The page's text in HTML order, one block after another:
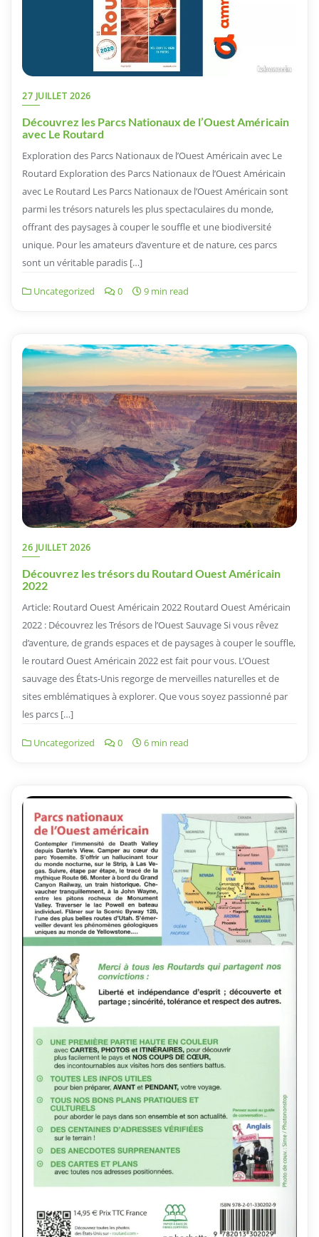
27 JUILLET 2026
Découvrez les Parcs Nationaux de l’Ouest Américain
avec Le Routard
Exploration des Parcs Nationaux de l’Ouest Américain avec Le
Routard Exploration des Parcs Nationaux de l’Ouest Américain
avec Le Routard Les Parcs Nationaux de l’Ouest Américain sont
parmi les trésors naturels les plus spectaculaires du monde,
offrant des paysages à couper le souffle et une biodiversité
unique. Pour les amateurs d’aventure et de nature, ces parcs
sont un véritable paradis […]
Uncategorized 0 9 min read
26 JUILLET 2026
Découvrez les trésors du Routard Ouest Américain
2022
Article: Routard Ouest Américain 2022 Routard Ouest Américain
2022 : Découvrez les Trésors de l’Ouest Sauvage Si vous rêvez
d’aventure, de grands espaces et de paysages à couper le souffle,
le routard Ouest Américain 2022 est fait pour vous. L’Ouest
sauvage des États-Unis regorge de merveilles naturelles et de
sites emblématiques à explorer. Que vous soyez passionné par
les parcs […]
Uncategorized 0 6 min read